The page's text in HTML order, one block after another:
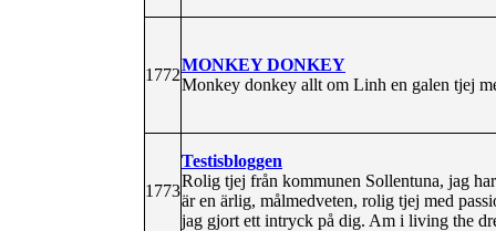
1772
MONKEY DONKEY
Monkey donkey allt om Linh en galen tjej
1773
Testisbloggen
Rolig tjej från kommunen Sollentuna, jag
är en ärlig, målmedveten, rolig tjej med
jag gjort ett intryck på dig. Am i living the